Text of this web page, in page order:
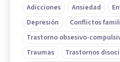
Adicciones Ansiedad
Depresión
Conflictos
Trastorno obsesivo-
Traumas
Trastornos